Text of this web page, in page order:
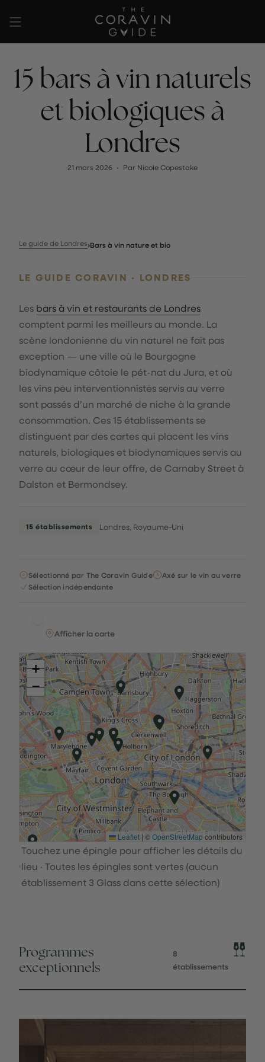
au
page15 bars à vin naturels
et biologiques à
Londres
21 mars 2026 Par Nicole Copestake
Le guide de Londres›Bars à vin nature et bio
LE GUIDE CORAVIN · LONDRES
Les bars à vin et restaurants de Londres
comptent parmi les meilleurs au monde. La
scène londonienne du vin naturel ne fait pas
exception — une ville où le Bourgogne
biodynamique côtoie le pét-nat du Jura, et où
les vins peu interventionnistes servis au verre
sont passés d’un marché de niche à la grande
consommation. Ces 15 établissements se
distinguent par des cartes qui placent les vins
naturels, biologiques et biodynamiques servis au
verre au cœur de leur offre, de Carnaby Street à
Dalston et Bermondsey.
15 établissements Londres, Royaume-Uni
Sélectionné par The Coravin Guide
Axé sur le vin au verre
Sélection indépendante
Afficher la carte
+
−
Leaflet | ©OpenStreetMapcontributors
Touchez une épingle pour afficher les détails du
lieu · Toutes les épingles sont vertes (aucun
établissement 3 Glass dans cette sélection)
Programmes
exceptionnels
8
établissements